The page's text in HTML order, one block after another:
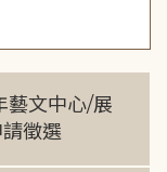
藝文中心/展
徵選